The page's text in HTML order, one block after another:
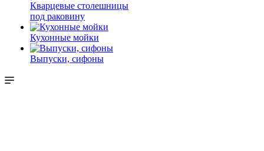
Кварцевые столешницы
под раковину
Кухонные мойки
Выпуски, сифоны